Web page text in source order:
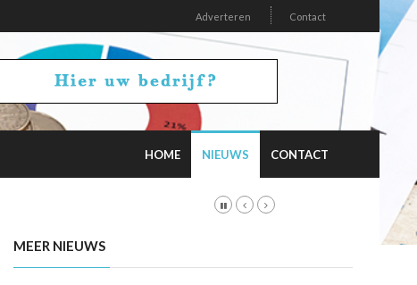
Adverteren Contact
HOME NIEUWS CONTACT
MEER NIEUWS